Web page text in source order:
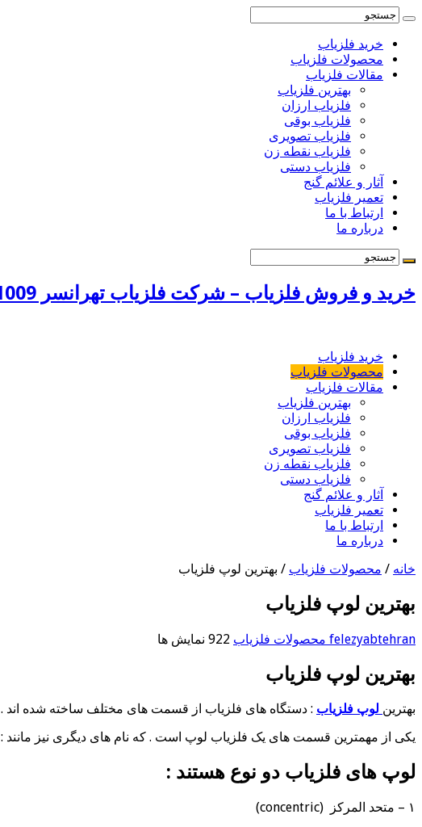
خرید فلزیاب
محصولات فلزیاب
مقالات فلزیاب
بهترین فلزیاب
فلزیاب ارزان
فلزیاب بوقی
فلزیاب تصویری
فلزیاب نقطه زن
فلزیاب دستی
آثار و علائم گنج
تعمیر فلزیاب
ارتباط با ما
درباره ما
خرید و فروش فلزیاب – شرکت فلزیاب تهرانسر 09372131009
خرید فلزیاب
محصولات فلزیاب
مقالات فلزیاب
بهترین فلزیاب
فلزیاب ارزان
فلزیاب بوقی
فلزیاب تصویری
فلزیاب نقطه زن
فلزیاب دستی
آثار و علائم گنج
تعمیر فلزیاب
ارتباط با ما
درباره ما
خانه / محصولات فلزیاب / بهترین لوپ فلزیاب
بهترین لوپ فلزیاب
felezyabtehran محصولات فلزیاب 922 نمایش ها
بهترین لوپ فلزیاب
بهترین لوپ فلزیاب : دستگاه های فلزیاب از قسمت های مختلف ساخته شده اند .
یکی از مهمترین قسمت های یک فلزیاب لوپ است . که نام های دیگری نیز
لوپ های فلزیاب دو نوع هستند :
۱ – متحد المرکز (concentric)